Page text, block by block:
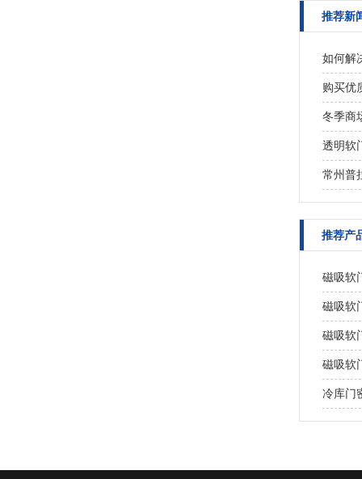
推荐新
如何解
购买优
冬季商
透明软
常州普
推荐产
磁吸软
磁吸软
磁吸软
磁吸软
冷库门